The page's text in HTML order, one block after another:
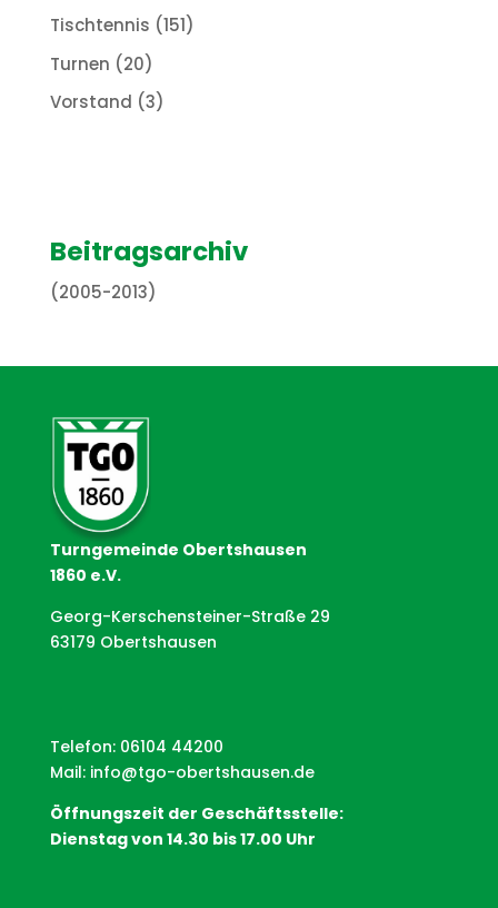
Tischtennis (151)
Turnen (20)
Vorstand (3)
Beitragsarchiv
(2005-2013)
Turngemeinde Obertshausen
1860 e.V.
Georg-Kerschensteiner-Straße 29
63179 Obertshausen
Telefon: 06104 44200
Mail: info@tgo-obertshausen.de
Öffnungszeit der Geschäftsstelle:
Dienstag von 14.30 bis 17.00 Uhr